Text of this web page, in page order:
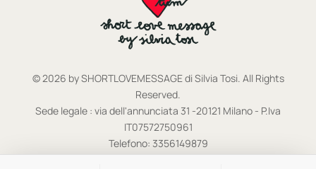
© 2026 by SHORTLOVEMESSAGE di Silvia Tosi. All Rights
Reserved.
Sede legale : via dell'annunciata 31 -20121 Milano - P.Iva
IT07572750961
Telefono: 3356149879
E mail:shortlovemessage@gmail.com